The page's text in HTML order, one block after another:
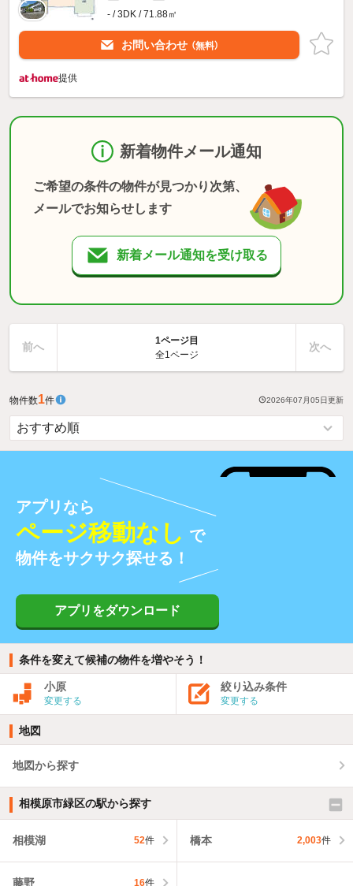
- / 3DK / 71.88㎡
お問い合わせ （無料）
提供
新着物件メール通知
ご希望の条件の物件が見つかり次第、
メールでお知らせします
新着メール通知を受け取る
前へ
1ページ目
全1ページ
次へ
物件数1件 2026年07月05日更新
アプリなら
ページ移動なし で
物件をサクサク探せる！
アプリをダウンロード
条件を変えて候補の物件を増やそう！
小原
変更する
絞り込み条件
変更する
地図
地図から探す
相模原市緑区の駅から探す
相模湖 52件 橋本 2,003件
藤野 16件